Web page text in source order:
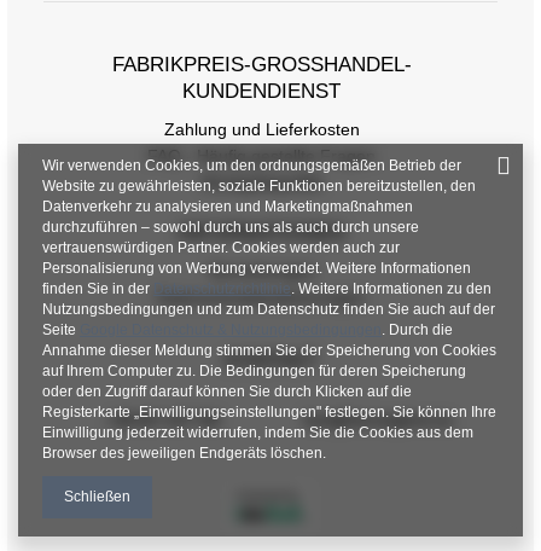
FABRIKPREIS-GROSSHANDEL-K
UNDENDIENST
Zahlung und Lieferkosten
FAQ - Häufig gestellte Fragen
Rückgabepolitik
INFORMATIONEN
Verordnungen
Datenschutzbestimmungen
KONTAKT
+48 601 547 740 hurt@factoryprice.eu
Wir verwenden Cookies, um den ordnungsgemäßen Betrieb der
Website zu gewährleisten, soziale Funktionen bereitzustellen, den
Datenverkehr zu analysieren und Marketingmaßnahmen
durchzuführen – sowohl durch uns als auch durch unsere
vertrauenswürdigen Partner. Cookies werden auch zur
Personalisierung von Werbung verwendet. Weitere Informationen
finden Sie in der
Datenschutzrichtlinie. Weitere Informationen zu den
Nutzungsbedingungen und zum Datenschutz finden Sie auch auf der
Seite
. Durch die
Annahme dieser Meldung stimmen Sie der Speicherung von Cookies
auf Ihrem Computer zu. Die Bedingungen für deren Speicherung
oder den Zugriff darauf können Sie durch Klicken auf die
Registerkarte „Einwilligungseinstellungen" festlegen. Sie können Ihre
Einwilligung jederzeit widerrufen, indem Sie die Cookies aus dem
Browser des jeweiligen Endgeräts löschen.
Schließen